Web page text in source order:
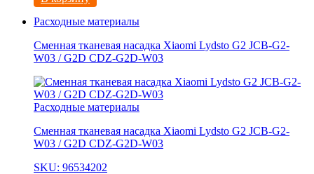
Расходные материалы
Сменная тканевая насадка Xiaomi Lydsto G2 JCB-G2-
W03 / G2D CDZ-G2D-W03
Расходные материалы
Сменная тканевая насадка Xiaomi Lydsto G2 JCB-G2-
W03 / G2D CDZ-G2D-W03
SKU: 96534202